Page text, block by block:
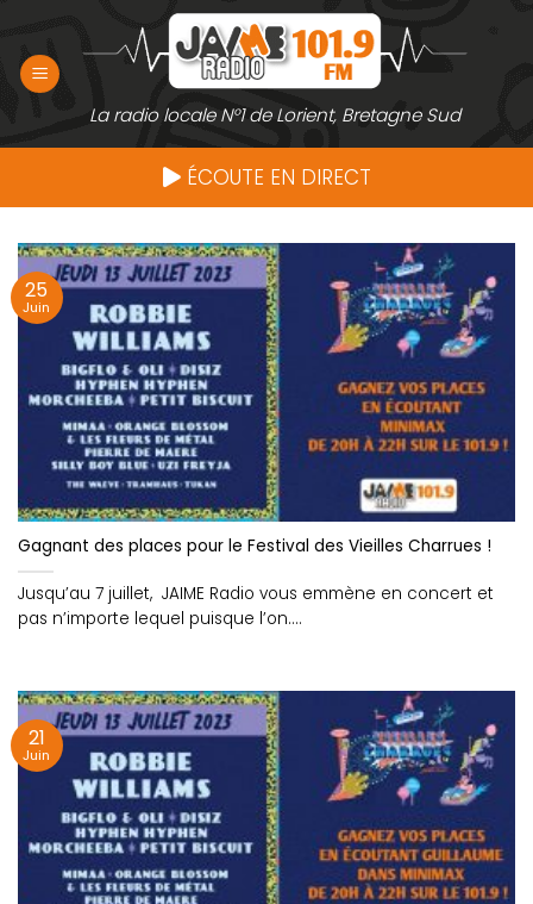
contenu
La radio locale N°1 de Lorient, Bretagne Sud
ÉCOUTE EN DIRECT
Gagnant des places pour le Festival des Vieilles Charrues !
Jusqu’au 7 juillet, JAIME Radio vous emmène en concert et
pas n’importe lequel puisque l’on....
25
Juin
21
Juin